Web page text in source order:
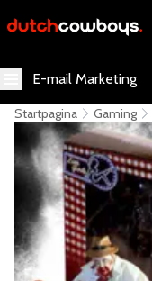
E-mail Marketing
Startpagina Gaming